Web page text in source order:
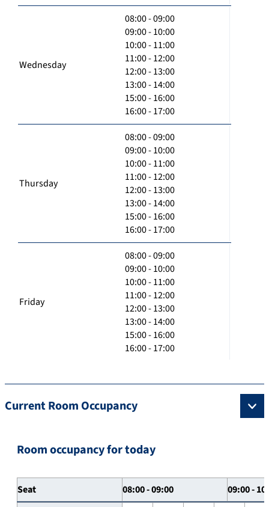
Wednesday
08:00 - 09:00
09:00 - 10:00
10:00 - 11:00
11:00 - 12:00
12:00 - 13:00
13:00 - 14:00
15:00 - 16:00
16:00 - 17:00
Thursday
08:00 - 09:00
09:00 - 10:00
10:00 - 11:00
11:00 - 12:00
12:00 - 13:00
13:00 - 14:00
15:00 - 16:00
16:00 - 17:00
Friday
08:00 - 09:00
09:00 - 10:00
10:00 - 11:00
11:00 - 12:00
12:00 - 13:00
13:00 - 14:00
15:00 - 16:00
16:00 - 17:00
Current Room Occupancy
Room occupancy for today
Seat 08:00 - 09:00 09:00 -